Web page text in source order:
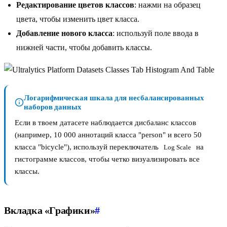
Редактирование цветов классов: нажми на образец
цвета, чтобы изменить цвет класса.
Добавление нового класса: используй поле ввода в
нижней части, чтобы добавить классы.
Логарифмическая шкала для несбалансированных
наборов данных
Если в твоем датасете наблюдается дисбаланс классов
(например, 10 000 аннотаций класса "person" и всего 50
класса "bicycle"), используй переключатель
Log Scale
на
гистограмме классов, чтобы четко визуализировать все
классы.
Вкладка «Графики»#